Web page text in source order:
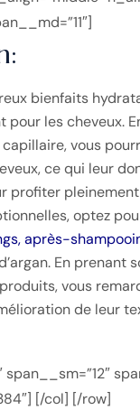
bienfaits
pour les cheveux.
vous
ce qui leur
profiter
optez
après-
En prenant
vous
de leur
[/col] [/row]